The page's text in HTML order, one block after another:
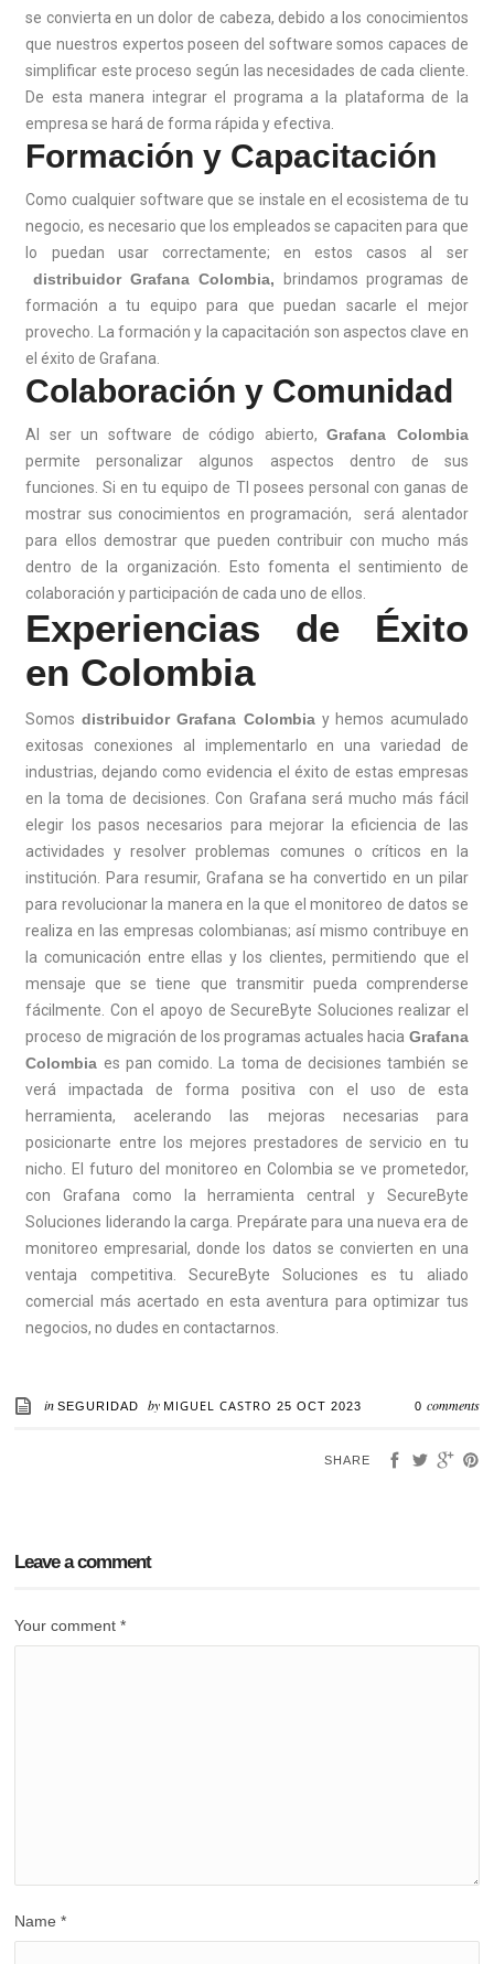
se convierta en un dolor de cabeza, debido a los conocimientos
que nuestros expertos poseen del software somos capaces de
simplificar este proceso según las necesidades de cada cliente.
De esta manera integrar el programa a la plataforma de la
empresa se hará de forma rápida y efectiva.
Formación y Capacitación
Como cualquier software que se instale en el ecosistema de tu
negocio, es necesario que los empleados se capaciten para que
lo puedan usar correctamente; en estos casos al ser
distribuidor Grafana Colombia,
brindamos programas de
formación a tu equipo para que puedan sacarle el mejor
provecho. La formación y la capacitación son aspectos clave en
el éxito de Grafana.
Colaboración y Comunidad
Al ser un software de código abierto,Grafana Colombia
permite personalizar algunos aspectos dentro de sus
funciones. Si en tu equipo de TI posees personal con ganas de
mostrar sus conocimientos en programación, será alentador
para ellos demostrar que pueden contribuir con mucho más
dentro de la organización. Esto fomenta el sentimiento de
colaboración y participación de cada uno de ellos.
Experiencias de Éxito
en Colombia
Somos distribuidor Grafana Colombia y hemos acumulado
exitosas conexiones al implementarlo en una variedad de
industrias, dejando como evidencia el éxito de estas empresas
en la toma de decisiones. Con Grafana será mucho más fácil
elegir los pasos necesarios para mejorar la eficiencia de las
actividades y resolver problemas comunes o críticos en la
institución. Para resumir, Grafana se ha convertido en un pilar
para revolucionar la manera en la que el monitoreo de datos se
realiza en las empresas colombianas; así mismo contribuye en
la comunicación entre ellas y los clientes, permitiendo que el
mensaje que se tiene que transmitir pueda comprenderse
fácilmente. Con el apoyo de SecureByte Soluciones realizar el
proceso de migración de los programas actuales hacia Grafana
Colombia es pan comido. La toma de decisiones también se
verá impactada de forma positiva con el uso de esta
herramienta, acelerando las mejoras necesarias para
posicionarte entre los mejores prestadores de servicio en tu
nicho. El futuro del monitoreo en Colombia se ve prometedor,
con Grafana como la herramienta central y SecureByte
Soluciones liderando la carga. Prepárate para una nueva era de
monitoreo empresarial, donde los datos se convierten en una
ventaja competitiva. SecureByte Soluciones es tu aliado
comercial más acertado en esta aventura para optimizar tus
negocios, no dudes en contactarnos.
inSEGURIDAD by MIGUEL CASTRO25 OCT 2023 0 comments
SHARE
Leave a comment
Your comment*
Name*